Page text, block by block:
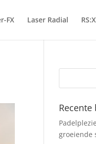
FX Laser Radial RS:X
groeiende